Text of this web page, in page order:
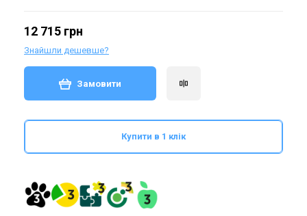
12 715 грн
Знайшли дешевше?
Замовити
Купити в 1 клік